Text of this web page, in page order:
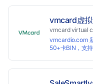
vmcard虚
vmcard virtual
vmcardio.com
50+卡BIN，支